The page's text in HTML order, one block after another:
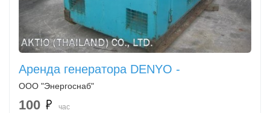
Аренда генератора DENYO -
ООО "Энергоснаб"
100
час